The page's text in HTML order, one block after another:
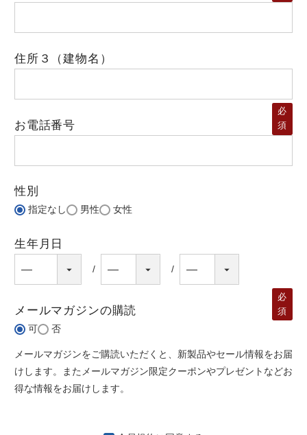
住所３（建物名）
お電話番号
必
須
性別
指定なし 男性 女性
生年月日
メールマガジンの購読
必
須
可 否
メールマガジンをご購読いただくと、新製品やセール情報をお届
けします。またメールマガジン限定クーポンやプレゼントなどお
得な情報をお届けします。